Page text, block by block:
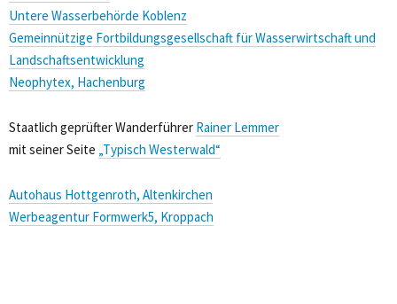
Untere Wasserbehörde Koblenz
Gemeinnützige Fortbildungsgesellschaft für Wasserwirtschaft und
Landschaftsentwicklung
Neophytex, Hachenburg
Staatlich geprüfter Wanderführer Rainer Lemmer
mit seiner Seite „Typisch Westerwald“
Autohaus Hottgenroth, Altenkirchen
Werbeagentur Formwerk5, Kroppach